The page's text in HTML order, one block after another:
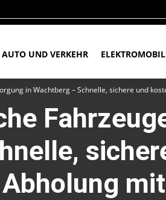
AUTO UND VERKEHR
in Wachtberg – Schnelle, sichere und